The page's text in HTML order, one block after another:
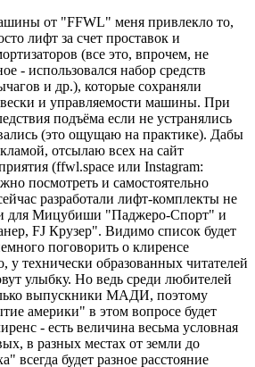
от "FFWL" меня привлекло то,
лифт за счет проставок и
(все это, впрочем, не
- использовался набор средств
и др.), которые сохраняли
и управляемости машины. При
подъёма если не устранялись
(это ощущаю на практике). Дабы
отсылаю всех на сайт
(ffwl.space или Instagram:
посмотреть и самостоятельно
разработали лифт-комплекты не
для Мицубиши "Паджеро-Спорт" и
FJ Крузер". Видимо список будет
поговорить о клиренсе
у технически образованных читателей
улыбку. Но ведь среди любителей
выпускники МАДИ, поэтому
америки" в этом вопросе будет
- есть величина весьма условная
в разных местах от земли до
всегда будет разное расстояние